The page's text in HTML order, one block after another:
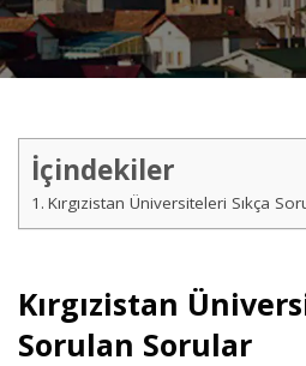
İçindekiler
Kırgızistan Üniversiteleri Sıkça
Kırgızistan
Sorulan Sorular